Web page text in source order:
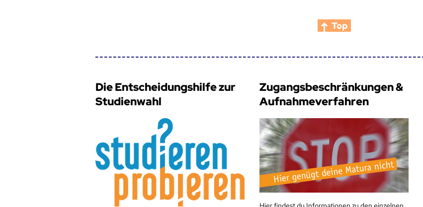
Top
Die Entscheidungshilfe zur
Studienwahl
Zugangsbeschränkungen &
Aufnahmeverfahren